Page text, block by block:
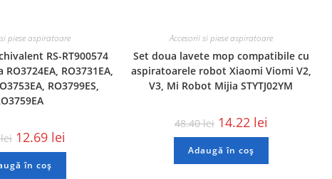
piese aspiratoare
RS-RT900574
RO3731EA,
RO3799ES,
lei 12.69 lei
în coș
Accesorii si piese aspiratoare
Set doua lavete mop compatibile cu
aspiratoarele robot Xiaomi Viomi V2,
V3, Mi Robot Mijia STYTJ02YM
48.40lei 14.22 lei
Adaugă în coș